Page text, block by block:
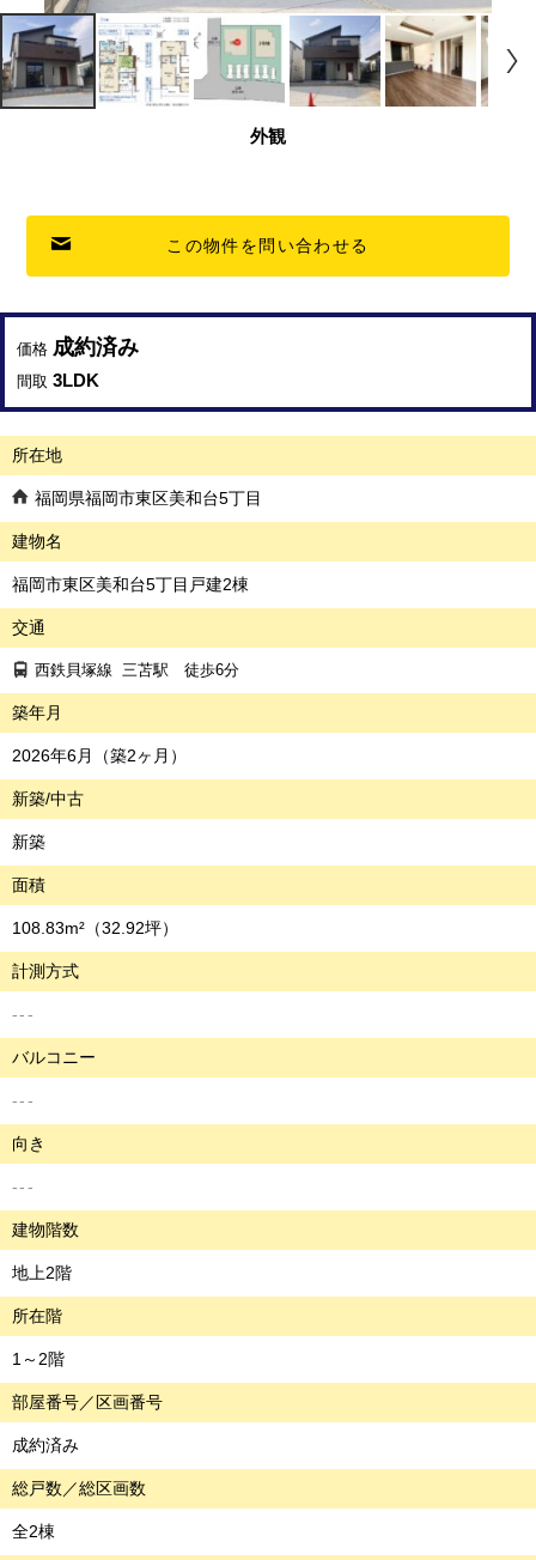
外観
この物件を問い合わせる
価格 成約済み
間取 3LDK
所在地
福岡県福岡市東区美和台5丁目
建物名
福岡市東区美和台5丁目戸建2棟
交通
西鉄貝塚線 三苫駅 徒歩6分
築年月
2026年6月（築2ヶ月）
新築/中古
新築
面積
108.83m² （32.92坪）
計測方式
---
バルコニー
---
向き
---
建物階数
地上2階
所在階
1～2階
部屋番号／区画番号
成約済み
総戸数／総区画数
全2棟